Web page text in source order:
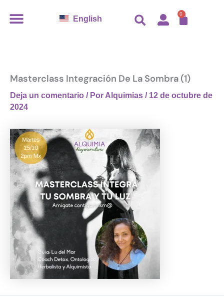
English 0
Masterclass Integración De La Sombra (1)
Deja un comentario / Por Alquimias / 12 de octubre de
2024